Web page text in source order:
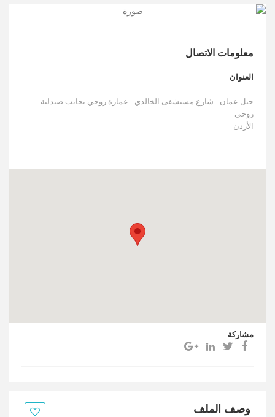
معلومات الاتصال
العنوان
جبل عمان - شارع مستشفى الخالدي - عمارة روحي بجانب صيدلية
روحي
الأردن
مشاركة
وصف الملف